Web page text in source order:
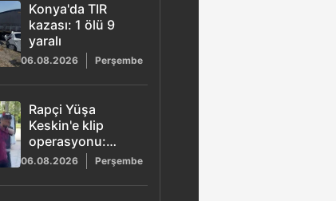
Konya'da TIR
kazası: 1 ölü 9
yaralı
06.08.2026 Perşembe
Rapçi Yüşa
Keskin'e klip
operasyonu:
Tüfekle poz veren
4 şüpheli adliyeye
sevk edildi
06.08.2026 Perşembe